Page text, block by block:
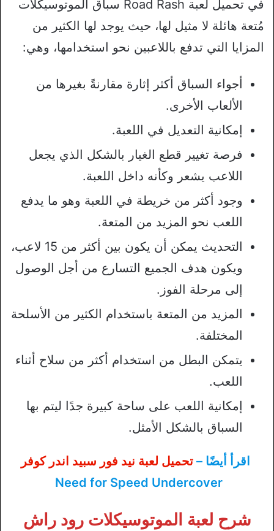
في تحميل لعبة Road Rash سباق الموتوسيكلات
مُتعة هائلة لا مثيل لها، حيث يوجد لها الكثير من
المزايا التي تدفع باللاعبين نحو استخدامها، وهي:
أجواء السباق أكثر إثارة مقارنةً بغيرها من
الألعاب الأخرى.
إمكانية التعديل في اللعبة.
فرصة تغيير قطع الغيار بالشكل الذي يجعل
اللاعب يشعر وكأنه داخل اللعبة.
وجود أكثر من خريطة في اللعبة وهو ما يدفع
اللعب نحو المزيد من المتعة.
التحديث يمكن أن يكون بين أكثر من 15 لاعب،
ويكون هدف الجميع التسارع من أجل الوصول
إلى مرحلة الفوز.
المزيد من المتعة باستخدام الكثير من الأسلحة
المختلفة.
يتمكن البطل من استخدام أكثر من سلاح أثناء
اللعب.
إمكانية اللعب على ساحة كبيرة جدًا ليتم بها
السباق بالشكل الأمثل.
اقرأ أيضًا – تحميل لعبة نيد فور سبيد اندر كوفر
Need for Speed Undercover
شرح لعبة الموتوسيكلات رود راش